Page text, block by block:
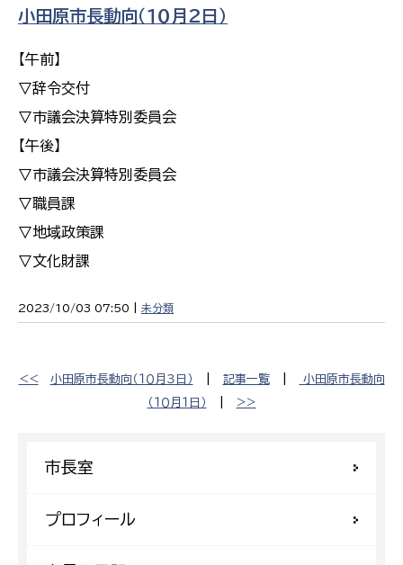
小田原市長動向（１０月２日）
【午前】
▽辞令交付
▽市議会決算特別委員会
【午後】
▽市議会決算特別委員会
▽職員課
▽地域政策課
▽文化財課
2023/10/03 07:50 | 未分類
<< 小田原市長動向（１０月３日） 記事一覧|
​小田原市長動向
（１０月１日）
>>
市長室
プロフィール